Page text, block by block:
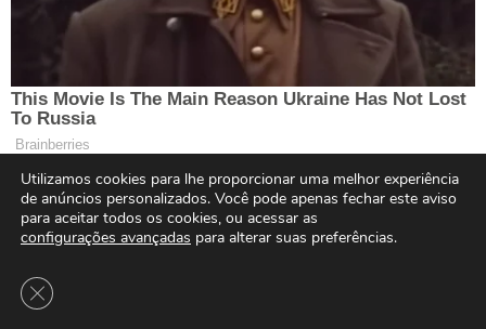
Utilizamos cookies para lhe proporcionar uma melhor experiência
de anúncios personalizados. Você pode apenas fechar este aviso
para aceitar todos os cookies, ou acessar as
configurações avançadas para alterar suas preferências.
Close GDPR Cookie Banner